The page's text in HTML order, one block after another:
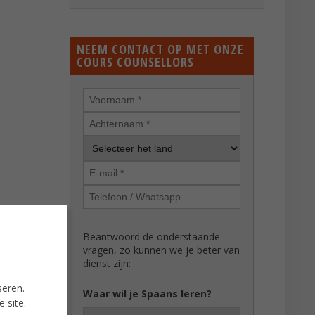
NEEM CONTACT OP MET ONZE
COURS COUNSELLORS
Beantwoord de onderstaande
vragen, zo kunnen we je beter van
dienst zijn:
Waar wil je Spaans leren?
site.